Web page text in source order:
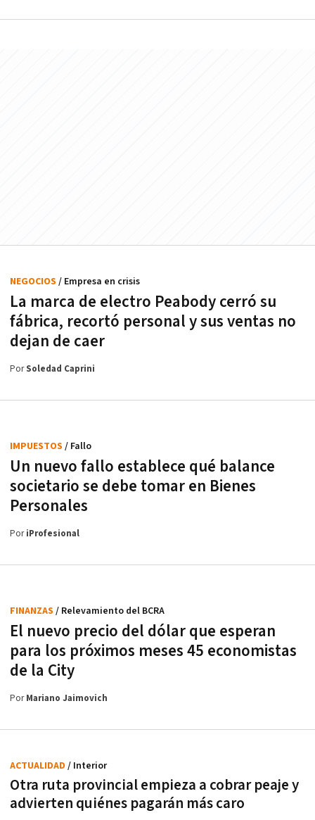
La marca de electro Peabody cerró su
fábrica, recortó personal y sus ventas no
dejan de caer
NEGOCIOS / Empresa en crisis
PorSoledad Caprini
Un nuevo fallo establece qué balance
societario se debe tomar en Bienes
Personales
IMPUESTOS / Fallo
PoriProfesional
El nuevo precio del dólar que esperan
para los próximos meses 45 economistas
de la City
FINANZAS / Relevamiento del BCRA
PorMariano Jaimovich
Otra ruta provincial empieza a cobrar peaje y
advierten quiénes pagarán más caro
ACTUALIDAD / Interior